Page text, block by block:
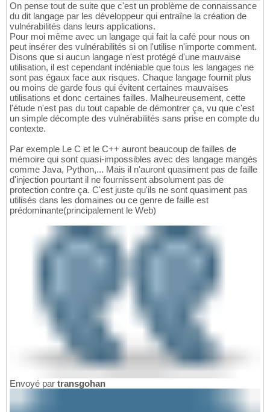
On pense tout de suite que c'est un problème de connaissance
du dit langage par les développeur qui entraîne la création de
vulnérabilités dans leurs applications.
Pour moi même avec un langage qui fait la café pour nous on
peut insérer des vulnérabilités si on l'utilise n'importe comment.
Disons que si aucun langage n'est protégé d'une mauvaise
utilisation, il est cependant indéniable que tous les langages ne
sont pas égaux face aux risques. Chaque langage fournit plus
ou moins de garde fous qui évitent certaines mauvaises
utilisations et donc certaines failles. Malheureusement, cette
l'étude n'est pas du tout capable de démontrer ça, vu que c'est
un simple décompte des vulnérabilités sans prise en compte du
contexte.
Par exemple Le C et le C++ auront beaucoup de failles de
mémoire qui sont quasi-impossibles avec des langage mangés
comme Java, Python,... Mais il n'auront quasiment pas de faille
d'injection pourtant il ne fournissent absolument pas de
protection contre ça. C'est juste qu'ils ne sont quasiment pas
utilisés dans les domaines ou ce genre de faille est
prédominante(principalement le Web)
Envoyé par transgohan